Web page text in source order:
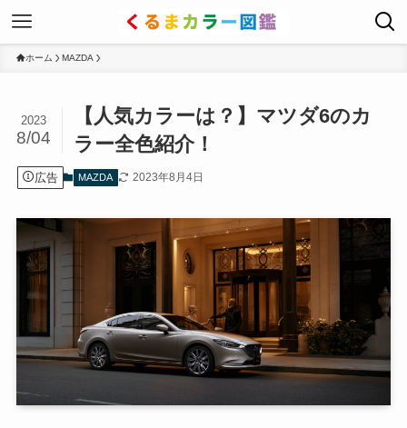
ホーム MAZDA
【人気カラーは？】マツダ6のカ
ラー全色紹介！
2023
8/04
広告 MAZDA 2023年8月4日